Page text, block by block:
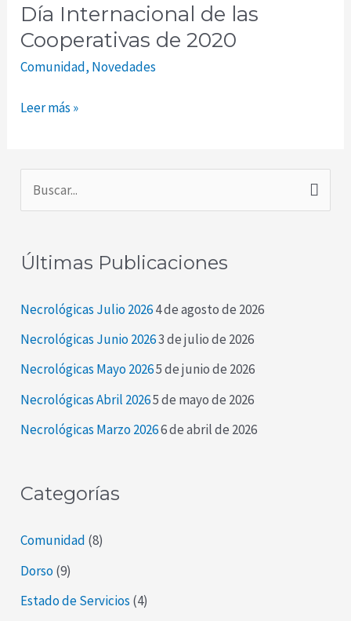
Día Internacional de las
Cooperativas de 2020
Comunidad, Novedades
de
las
Cooperativas
2020
Leer más »
c
a
r
:
Últimas Publicaciones
Necrológicas Julio 20264 de agosto de 2026
Necrológicas Junio 20263 de julio de 2026
Necrológicas Mayo 20265 de junio de 2026
Necrológicas Abril 20265 de mayo de 2026
Necrológicas Marzo 20266 de abril de 2026
Categorías
Comunidad (8)
Dorso(9)
Estado de Servicios (4)